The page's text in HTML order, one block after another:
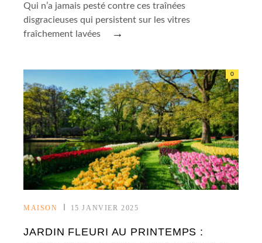
Qui n’a jamais pesté contre ces traînées
disgracieuses qui persistent sur les vitres
fraîchement lavées
→
MAISON 15 JANVIER 2025
0
JARDIN FLEURI AU PRINTEMPS :